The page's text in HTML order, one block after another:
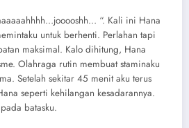
“. Kali ini Hana
untuk berhenti. Perlahan tapi
maksimal. Kalo dihitung, Hana
Olahraga rutin membuat staminaku
Setelah sekitar 45 menit aku terus
seperti kehilangan kesadarannya.
batasku.